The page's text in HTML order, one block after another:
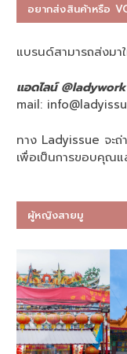
อยากส่งสินค้าหรือ
แบรนด์สามารถส่งมา
แอดไลน์ @ladywork
mail:
ทาง Ladyissue จะ
เพื่อเป็นการขอบคุณแ
ผู้หญิงสายมู